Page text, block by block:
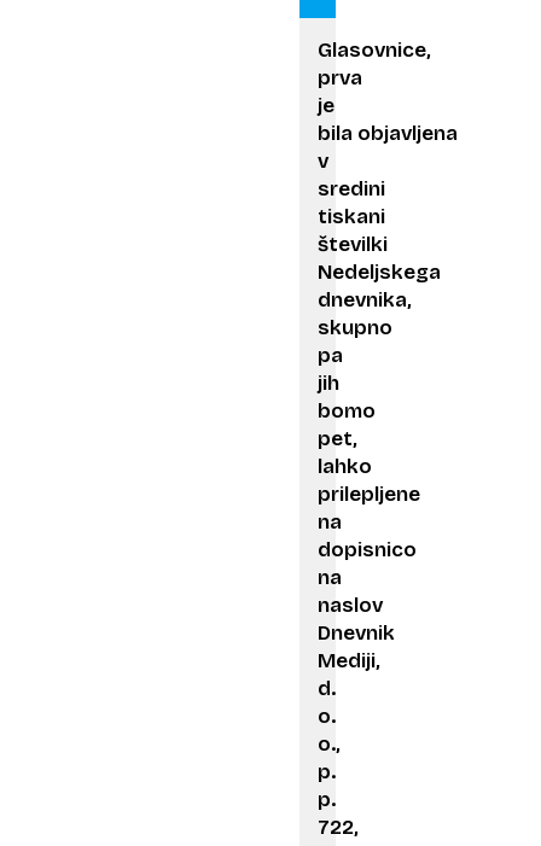
Glasovnice,
prva
je
bila objavljena
v
sredini
tiskani
številki
Nedeljskega
dnevnika,
skupno
pa
jih
bomo
pet,
lahko
prilepljene
na
dopisnico
na
naslov
Dnevnik
Mediji,
d.
o.
o.,
p.
p.
722,